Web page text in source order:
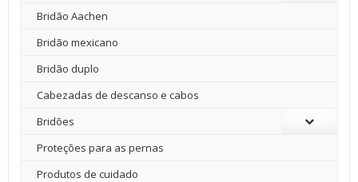
Bridão Aachen
Bridão mexicano
Bridão duplo
Cabezadas de descanso e cabos
Bridões
Proteções para as pernas
Produtos de cuidado